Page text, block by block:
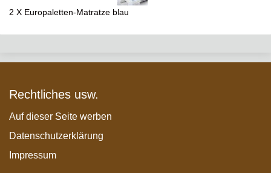
2 X Europaletten-Matratze blau
Rechtliches usw.
Auf dieser Seite werben
Datenschutzerklärung
Impressum